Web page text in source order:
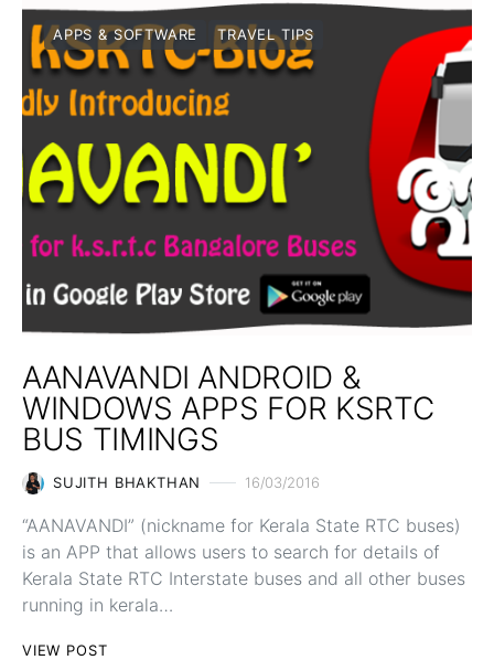
APPS & SOFTWARE TRAVEL TIPS
AANAVANDI ANDROID &
WINDOWS APPS FOR KSRTC
BUS TIMINGS
SUJITH BHAKTHAN 16/03/2016
“AANAVANDI” (nickname for Kerala State RTC buses)
is an APP that allows users to search for details of
Kerala State RTC Interstate buses and all other buses
running in kerala…
VIEW POST